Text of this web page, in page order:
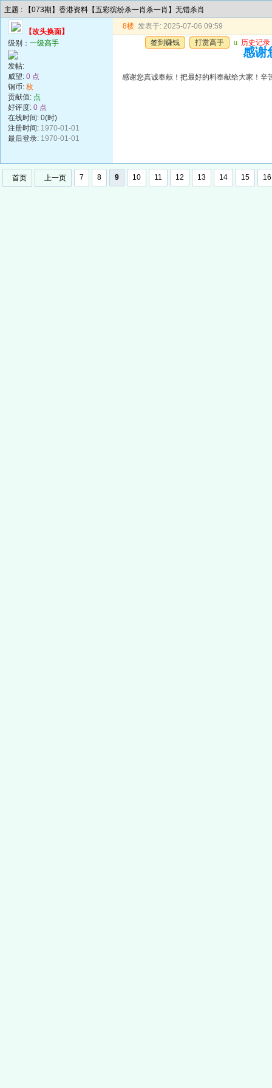
主题 : 【073期】香港资料【五彩缤纷杀一肖杀一肖】无错杀肖
【改头换面】
级别： 一级高手
发帖:
威望: 0 点
铜币: 枚
贡献值: 点
好评度: 0 点
在线时间: 0(时)
注册时间: 1970-01-01
最后登录: 1970-01-01
8楼 发表于: 2025-07-06 09:59
签到赚钱
打赏高手 u 历史记录
感谢
感谢您真诚奉献！把最好的料奉献给大家！辛
首页 上一页 7 8 9 10 11 12 13 14 15 16